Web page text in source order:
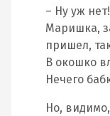
– Ну уж
Маришка,
пришел,
В окошко
Нечего
Но,